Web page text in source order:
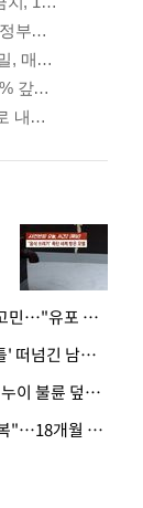
· 직장 불륜 발각된 40대 남성의 고민…"유포 동료 명예훼손·협박죄 고소 가능할까"
· 재취업한 시누이 위해 '조카 셔틀' 떠넘긴 남편…아내 "난 못한다"
· "남의 가정사 끼어들지 마"…시누이 불륜 덮으려는 남편에 억울한 아내
· "현관문 걷어차고 욕설 녹음 반복"…18개월 아기 키우는 집 뒤흔든 '앞집의 비극'